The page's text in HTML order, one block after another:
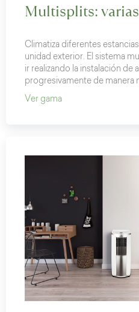
Multisplits:
Climatiza diferentes
unidad exterior. El sistema
ir realizando la instalación de
progresivamente de manera
Ver gama